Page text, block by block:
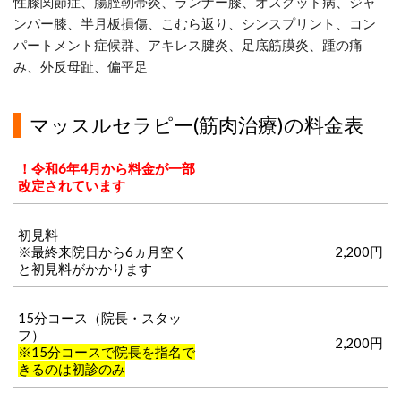
ンパー膝、半月板損傷、こむら返り、シンスプリント、コン
パートメント症候群、アキレス腱炎、足底筋膜炎、踵の痛
み、外反母趾、偏平足
マッスルセラピー(筋肉治療)の料金表
！令和6年4月から料金が一部
改定されています
初見料
※最終来院日から6ヵ月空く
と初見料がかかります
2,200円
15分コース（院長・スタッ
フ）
※15分コースで院長を指名で
きるのは初診のみ
2,200円